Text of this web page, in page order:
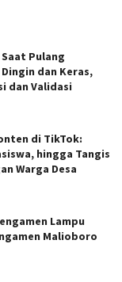
Pulang
dan Keras,
dan Validasi
di TikTok:
hingga Tangis
Warga Desa
Lampu
Malioboro